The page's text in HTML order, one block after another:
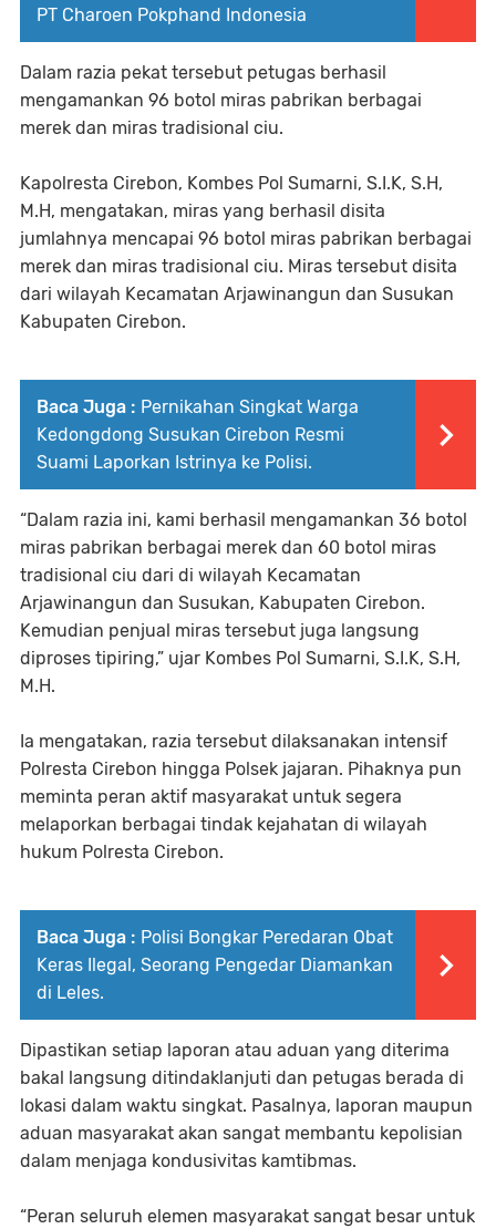
PT Charoen Pokphand Indonesia
Dalam razia pekat tersebut petugas berhasil
mengamankan 96 botol miras pabrikan berbagai
merek dan miras tradisional ciu.
Kapolresta Cirebon, Kombes Pol Sumarni, S.I.K, S.H,
M.H, mengatakan, miras yang berhasil disita
jumlahnya mencapai 96 botol miras pabrikan berbagai
merek dan miras tradisional ciu. Miras tersebut disita
dari wilayah Kecamatan Arjawinangun dan Susukan
Kabupaten Cirebon.
Baca Juga : Pernikahan Singkat Warga
Kedongdong Susukan Cirebon Resmi
Suami Laporkan Istrinya ke Polisi.
“Dalam razia ini, kami berhasil mengamankan 36 botol
miras pabrikan berbagai merek dan 60 botol miras
tradisional ciu dari di wilayah Kecamatan
Arjawinangun dan Susukan, Kabupaten Cirebon.
Kemudian penjual miras tersebut juga langsung
diproses tipiring,” ujar Kombes Pol Sumarni, S.I.K, S.H,
M.H.
Ia mengatakan, razia tersebut dilaksanakan intensif
Polresta Cirebon hingga Polsek jajaran. Pihaknya pun
meminta peran aktif masyarakat untuk segera
melaporkan berbagai tindak kejahatan di wilayah
hukum Polresta Cirebon.
Baca Juga : Polisi Bongkar Peredaran Obat
Keras Ilegal, Seorang Pengedar Diamankan
di Leles.
Dipastikan setiap laporan atau aduan yang diterima
bakal langsung ditindaklanjuti dan petugas berada di
lokasi dalam waktu singkat. Pasalnya, laporan maupun
aduan masyarakat akan sangat membantu kepolisian
dalam menjaga kondusivitas kamtibmas.
“Peran seluruh elemen masyarakat sangat besar untuk